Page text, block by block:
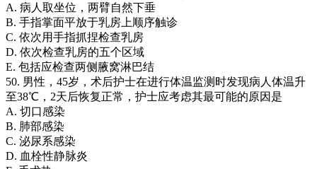
A. 病人取坐位，两臂自然下垂
B. 手指掌面平放于乳房上顺序触诊
C. 依次用手指抓捏检查乳房
D. 依次检查乳房的五个区域
E. 包括应检查两侧腋窝淋巴结
50. 男性，45岁，术后护士在进行体温监测时发现病人体温升
至38℃，2天后恢复正常，护士应考虑其最可能的原因是
A. 切口感染
B. 肺部感染
C. 泌尿系感染
D. 血栓性静脉炎